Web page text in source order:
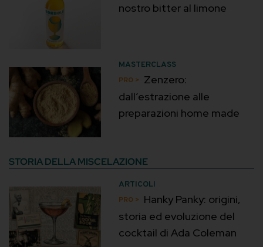
nostro bitter al limone
MASTERCLASS
Zenzero:
dall’estrazione alle
preparazioni home made
STORIA DELLA MISCELAZIONE
ARTICOLI
Hanky Panky: origini,
storia ed evoluzione del
cocktail di Ada Coleman